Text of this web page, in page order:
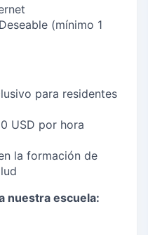
Deseable (mínimo 1
para residentes
USD por hora
la formación de
nuestra escuela: